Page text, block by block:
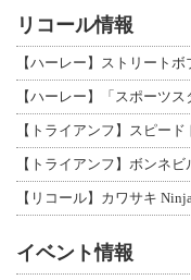
リコール情報
【ハーレー】ストリート
【トライアンフ】スピー
【リコール】カワサキ
イベント情報